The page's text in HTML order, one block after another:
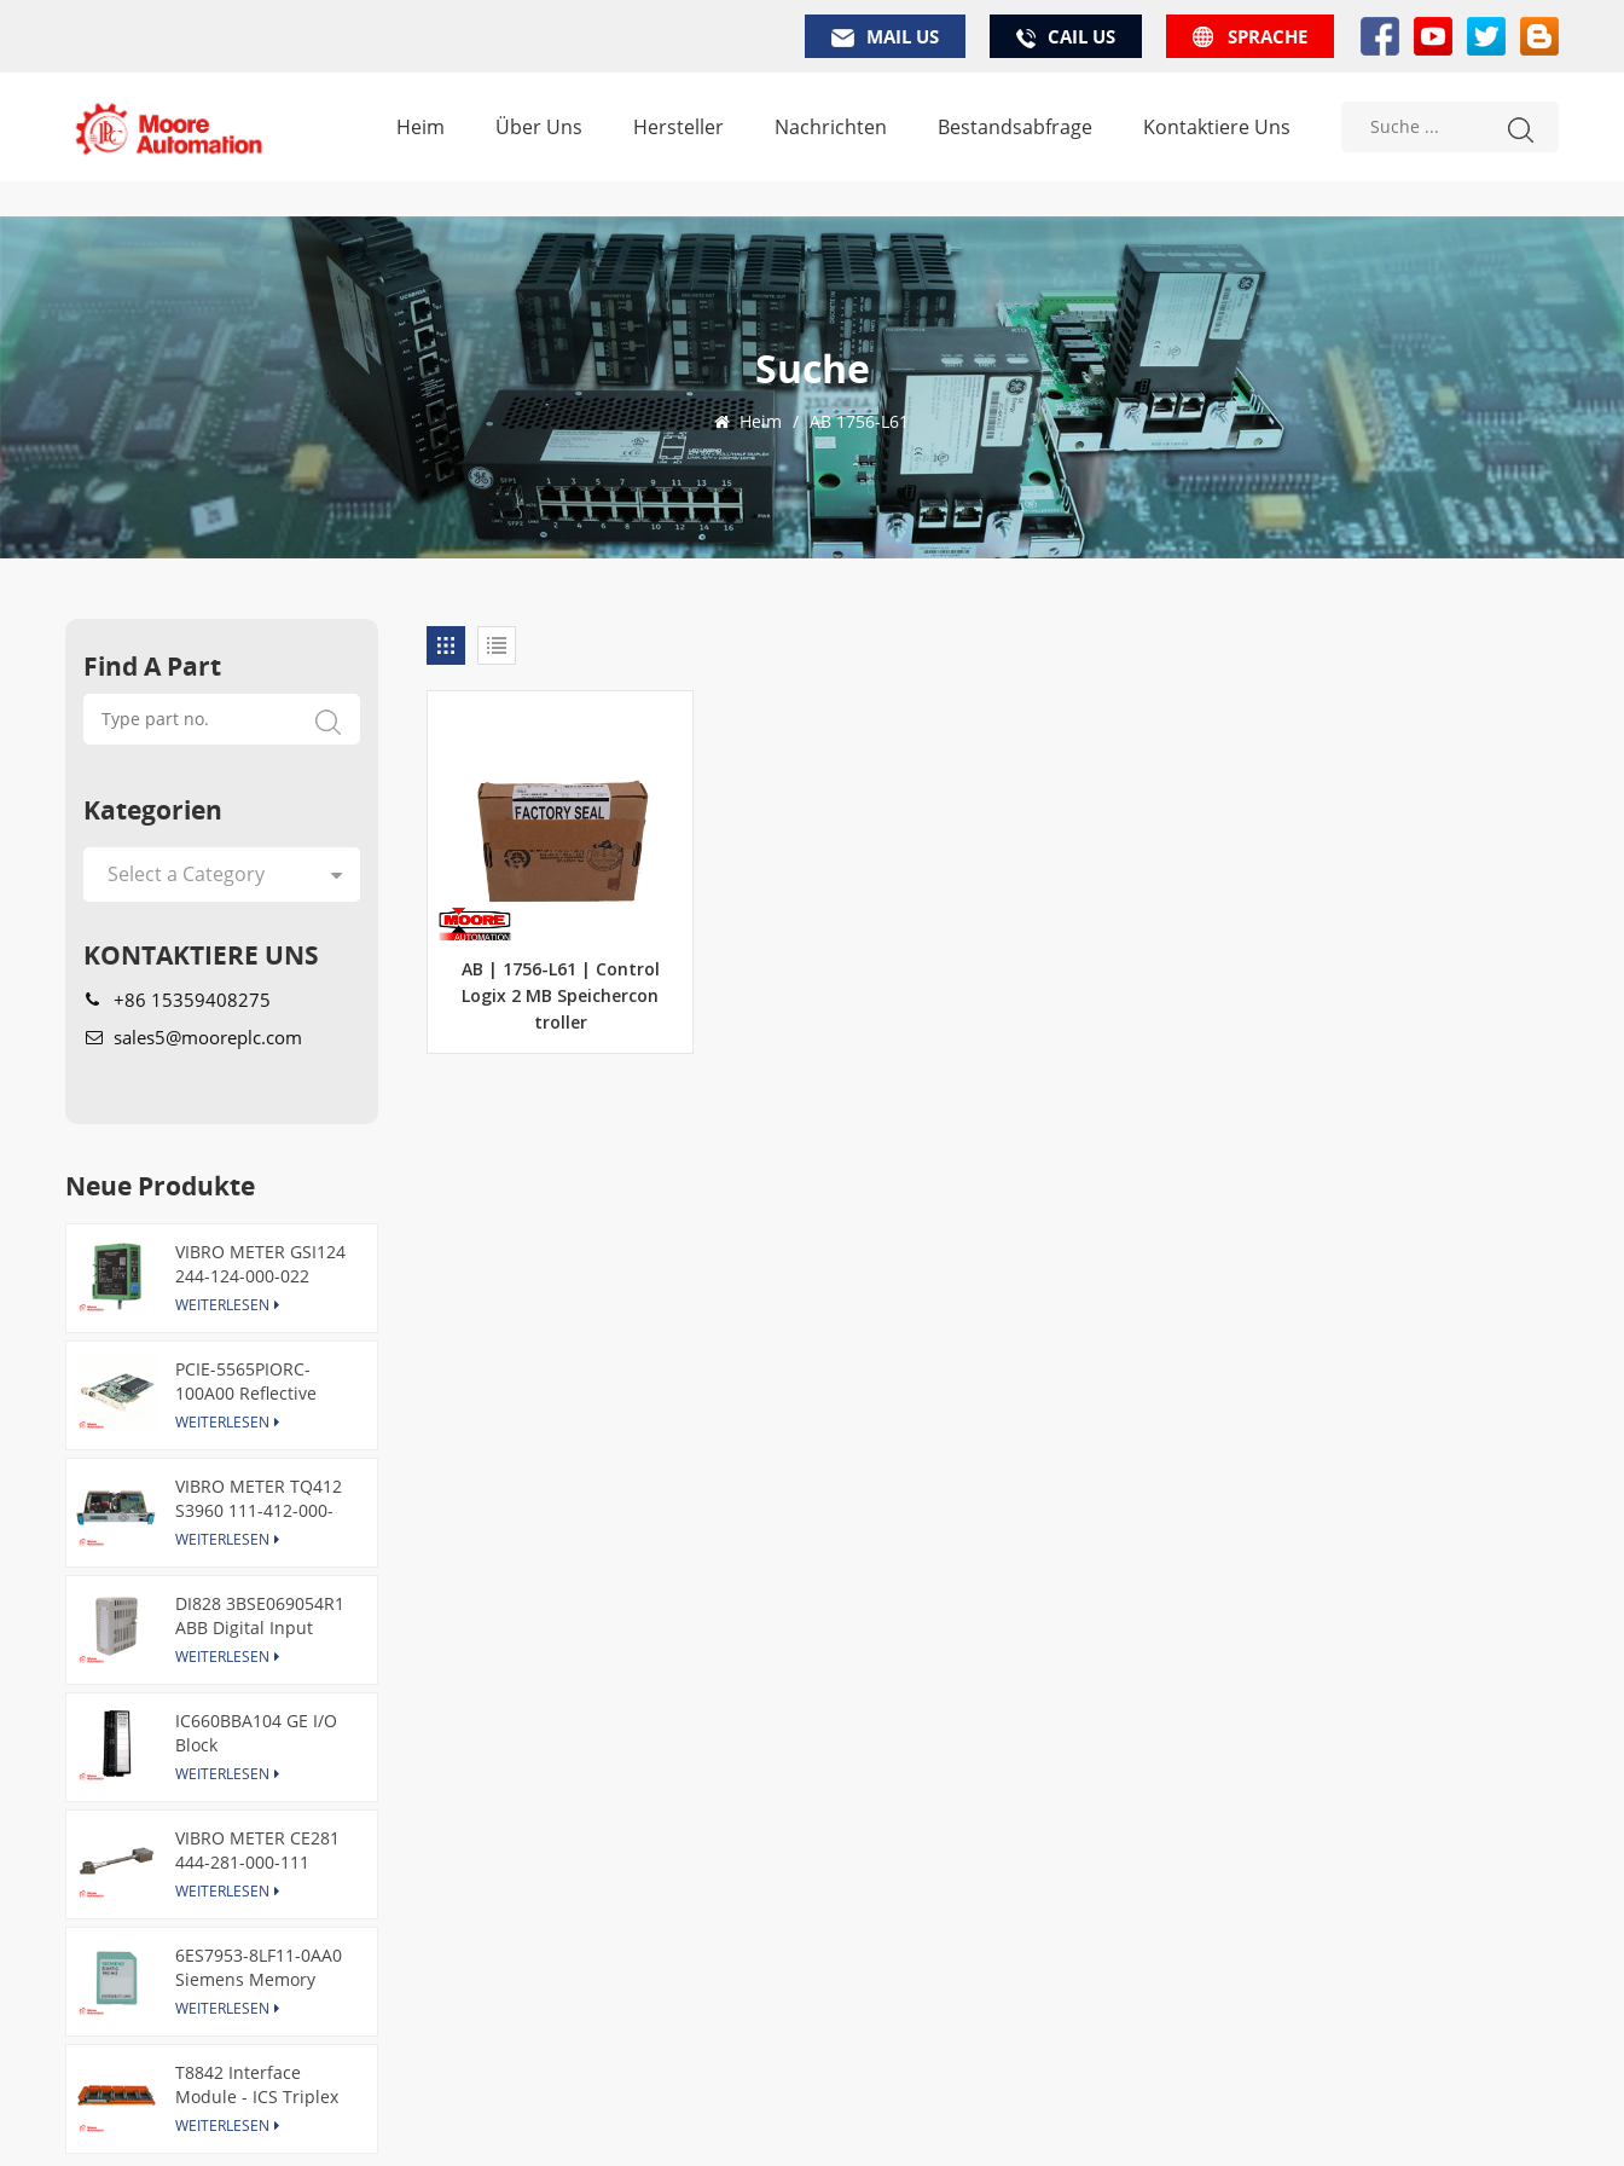
MAIL US CAIL US SPRACHE
Heim Über Uns Hersteller Nachrichten Bestandsabfrage Kontaktiere Uns
Suche
Heim / AB 1756-L61
AB | 1756-L61 | Control
Logix 2 MB Speichercon
troller
Find A Part
Kategorien
KONTAKTIERE UNS
+86 15359408275
sales5@mooreplc.com
Neue Produkte
VIBRO METER GSI124
244-124-000-022
Piezoelectric Pressure
WEITERLESEN
PCIE-5565PIORC-
100A00 Reflective
Memory PCI Express
WEITERLESEN
VIBRO METER TQ412
S3960 111-412-000-
013 Reverse Mount
WEITERLESEN
DI828 3BSE069054R1
ABB Digital Input
Module
WEITERLESEN
IC660BBA104 GE I/O
Block
WEITERLESEN
VIBRO METER CE281
444-281-000-111
Piezoelectric Pressure
WEITERLESEN
6ES7953-8LF11-0AA0
Siemens Memory
Card
WEITERLESEN
T8842 Interface
Module - ICS Triplex
WEITERLESEN